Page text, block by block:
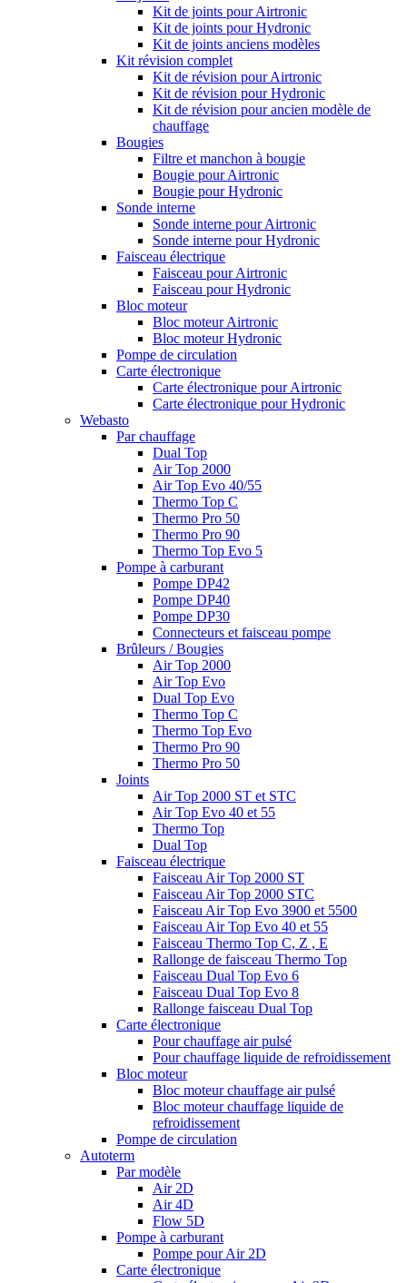
Kit de joints pour Airtronic
Kit de joints pour Hydronic
Kit de joints anciens modèles
Kit révision complet
Kit de révision pour Airtronic
Kit de révision pour Hydronic
Kit de révision pour ancien modèle de
chauffage
Bougies
Filtre et manchon à bougie
Bougie pour Airtronic
Bougie pour Hydronic
Sonde interne
Sonde interne pour Airtronic
Sonde interne pour Hydronic
Faisceau électrique
Faisceau pour Airtronic
Faisceau pour Hydronic
Bloc moteur
Bloc moteur Airtronic
Bloc moteur Hydronic
Pompe de circulation
Carte électronique
Carte électronique pour Airtronic
Carte électronique pour Hydronic
Webasto
Par chauffage
Dual Top
Air Top 2000
Air Top Evo 40/55
Thermo Top C
Thermo Pro 50
Thermo Pro 90
Thermo Top Evo 5
Pompe à carburant
Pompe DP42
Pompe DP40
Pompe DP30
Connecteurs et faisceau pompe
Brûleurs / Bougies
Air Top 2000
Air Top Evo
Dual Top Evo
Thermo Top C
Thermo Top Evo
Thermo Pro 90
Thermo Pro 50
Joints
Air Top 2000 ST et STC
Air Top Evo 40 et 55
Thermo Top
Dual Top
Faisceau électrique
Faisceau Air Top 2000 ST
Faisceau Air Top 2000 STC
Faisceau Air Top Evo 3900 et 5500
Faisceau Air Top Evo 40 et 55
Faisceau Thermo Top C, Z , E
Rallonge de faisceau Thermo Top
Faisceau Dual Top Evo 6
Faisceau Dual Top Evo 8
Rallonge faisceau Dual Top
Carte électronique
Pour chauffage air pulsé
Pour chauffage liquide de refroidissement
Bloc moteur
Bloc moteur chauffage air pulsé
Bloc moteur chauffage liquide de
refroidissement
Pompe de circulation
Autoterm
Par modèle
Air 2D
Air 4D
Flow 5D
Pompe à carburant
Pompe pour Air 2D
Carte électronique